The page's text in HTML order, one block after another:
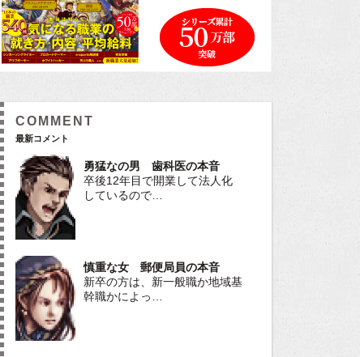
COMMENT
最新コメント
勇猛なの男 歯科医の本音
卒後12年目で開業して法人化
しているので…
慎重な女 郵便局員の本音
新卒の方は、新一般職か地域基
幹職かによっ…